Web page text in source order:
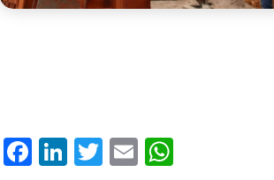
F
Li T
E